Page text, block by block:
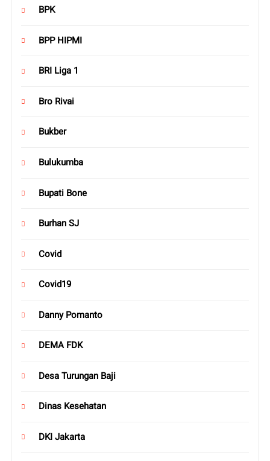
BPK
BPP HIPMI
BRI Liga 1
Bro Rivai
Bukber
Bulukumba
Bupati Bone
Burhan SJ
Covid
Covid19
Danny Pomanto
DEMA FDK
Desa Turungan Baji
Dinas Kesehatan
DKI Jakarta